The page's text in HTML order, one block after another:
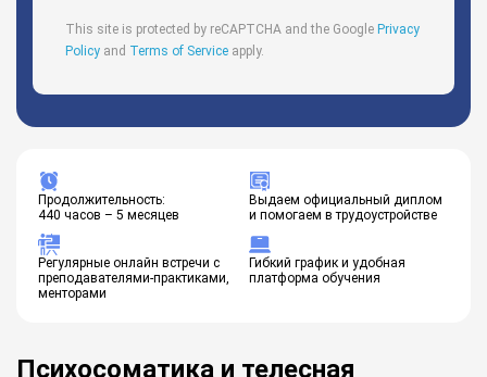
This site is protected by reCAPTCHA and the Google Privacy
Policy and Terms of Service apply.
Продолжительность:
440 часов – 5 месяцев
Выдаем официальный диплом
и помогаем в трудоустройстве
Регулярные онлайн встречи с
преподавателями-практиками,
менторами
Гибкий график и удобная
платформа обучения
Психосоматика и телесная